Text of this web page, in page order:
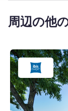
周辺の他